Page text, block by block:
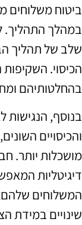
ביטוח משלוחים
במהלך התהליך.
שלב של תהליך
הכיסוי.
בהחלטותיהם
בנוסף, הנגישות
והכיסויים
מושכלות יותר.
דיגיטליות
המשלוחים שלהם,
שינויים במידת